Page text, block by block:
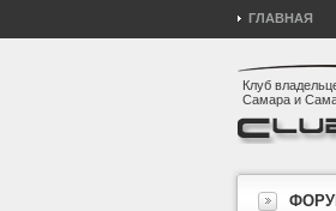
ГЛАВНАЯ
Клуб
Самара и